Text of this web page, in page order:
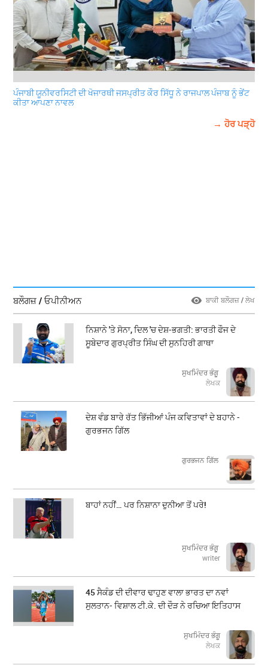
ਪੰਜਾਬੀ ਯੂਨੀਵਰਸਿਟੀ ਦੀ ਖੋਜਾਰਥੀ ਜਸਪ੍ਰੀਤ ਕੌਰ ਸਿੱਧੂ ਨੇ ਰਾਜਪਾਲ ਪੰਜਾਬ ਨੂੰ ਭੇਂਟ
ਕੀਤਾ ਆਪਣਾ ਨਾਵਲ
→ ਹੋਰ ਪੜ੍ਹੋ
ਬਲੌਗਜ਼ / ਓਪੀਨੀਅਨ ਬਾਕੀ ਬਲੌਗਜ਼ / ਲੇਖ
ਨਿਸ਼ਾਨੇ 'ਤੇ ਸੋਨਾ, ਦਿਲ 'ਚ ਦੇਸ਼-ਭਗਤੀ: ਭਾਰਤੀ ਫੌਜ ਦੇ
ਸੂਬੇਦਾਰ ਗੁਰਪ੍ਰੀਤ ਸਿੰਘ ਦੀ ਸੁਨਹਿਰੀ ਗਾਥਾ
ਸੁਖਮਿੰਦਰ ਭੰਗੂ
ਲੇਖਕ
ਦੇਸ਼ ਵੰਡ ਬਾਰੇ ਰੱਤ ਭਿੱਜੀਆਂ ਪੰਜ ਕਵਿਤਾਵਾਂ ਦੇ ਬਹਾਨੇ -
ਗੁਰਭਜਨ ਗਿੱਲ
​​​​​​​ਗੁਰਭਜਨ ਗਿੱਲ
ਬਾਹਾਂ ਨਹੀਂ… ਪਰ ਨਿਸ਼ਾਨਾ ਦੁਨੀਆ ਤੋਂ ਪਰੇ!
ਸੁਖਮਿੰਦਰ ਭੰਗੂ
writer
45 ਸੈਕੰਡ ਦੀ ਦੀਵਾਰ ਢਾਹੁਣ ਵਾਲਾ ਭਾਰਤ ਦਾ ਨਵਾਂ
ਸੁਲਤਾਨ- ਵਿਸ਼ਾਲ ਟੀ.ਕੇ. ਦੀ ਦੌੜ ਨੇ ਰਚਿਆ ਇਤਿਹਾਸ
ਸੁਖਮਿੰਦਰ ਭੰਗੂ
ਲੇਖਕ